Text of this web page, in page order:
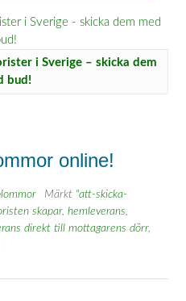
i Sverige – skicka dem
bud!
online!
Märkt "att-skicka-
skapar, hemleverans,
direkt till mottagarens dörr,